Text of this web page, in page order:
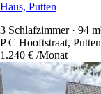
Haus, Putten
3 Schlafzimmer · 94
P C Hooftstraat, Putten
1.240 € /Monat